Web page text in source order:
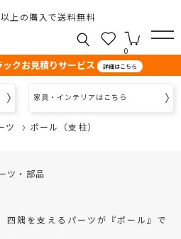
上の購入で送料無料
0
クお見積りサービス 詳細はこちら
家具・インテリアはこちら
ツ ポール（支柱）
ツ・部品
四隅を支えるパーツが『ポール』で